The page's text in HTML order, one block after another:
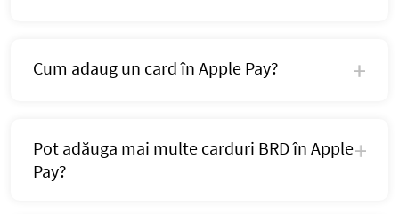
Cum adaug un card în Apple Pay?
Pot adăuga mai multe carduri BRD în Apple
Pay?